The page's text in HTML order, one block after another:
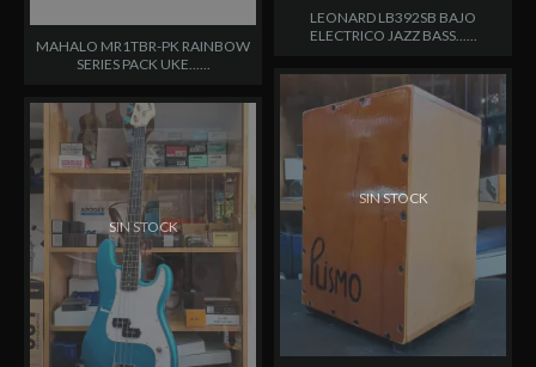
MAHALO MR1TBR-PK RAINBOW
SERIES PACK UKE......
LEONARD LB392SB BAJO
ELECTRICO JAZZ BASS......
SIN STOCK
SIN STOCK